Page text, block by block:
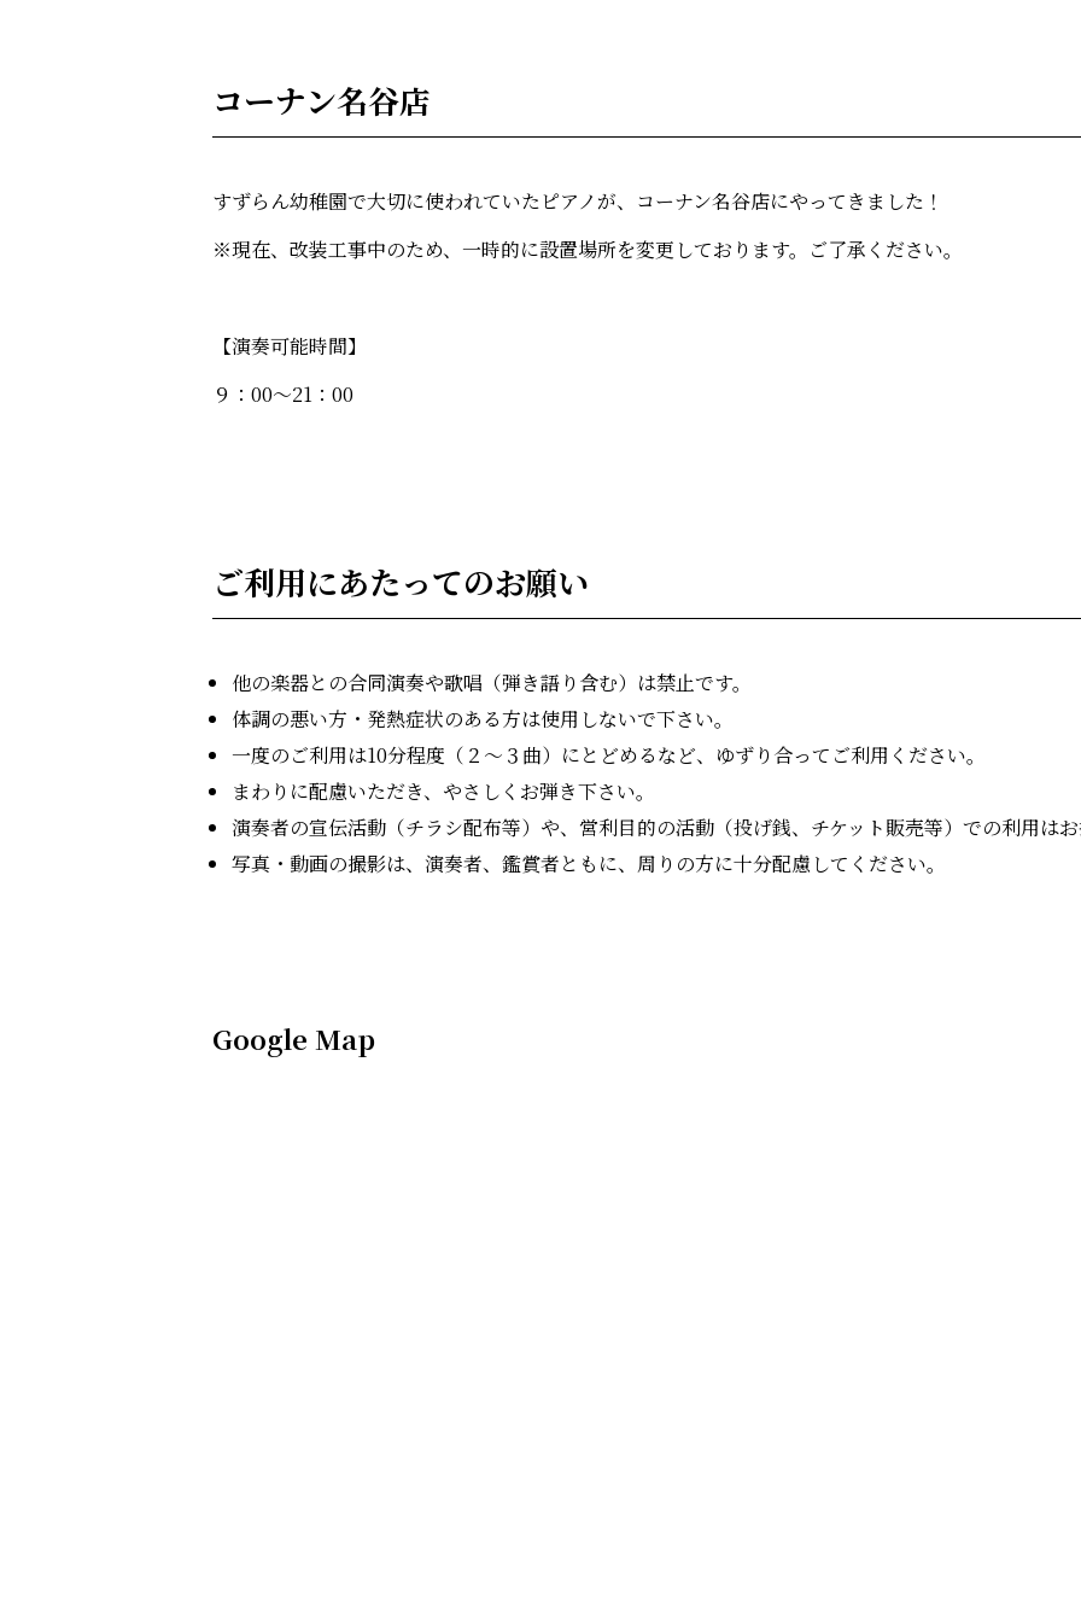
コーナン名谷店
すずらん幼稚園で大切に使われていたピアノが、コーナン名谷店にやってきました！
※現在、改装工事中のため、一時的に設置場所を変更しております。ご了承ください。
【演奏可能時間】
９：00～21：00
ご利用にあたってのお願い
他の楽器との合同演奏や歌唱（弾き語り含む）は禁⽌です。
体調の悪い⽅・発熱症状のある⽅は使⽤しないで下さい。
一度のご利用は10分程度（２～３曲）にとどめるなど、ゆずり合ってご利用ください。
まわりに配慮いただき、やさしくお弾き下さい。
演奏者の宣伝活動（チラシ配布等）や、営利目的の活動（投げ銭、チケット販売等）での利用はお
写真・動画の撮影は、演奏者、鑑賞者ともに、周りの方に十分配慮してください。
Google Map